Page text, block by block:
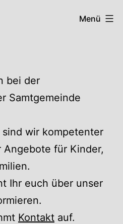
Menü
bei der
Samtgemeinde
wir kompetenter
für Kinder,
Ihr euch über unser
Kontakt auf.